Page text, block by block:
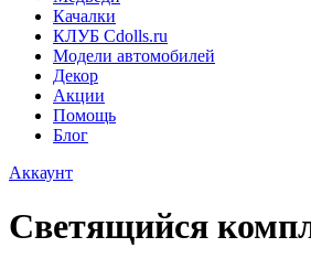
Качалки
КЛУБ Cdolls.ru
Модели автомобилей
Декор
Акции
Помощь
Блог
Аккаунт
Светящийся